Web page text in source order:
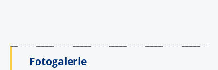
Fotogalerie